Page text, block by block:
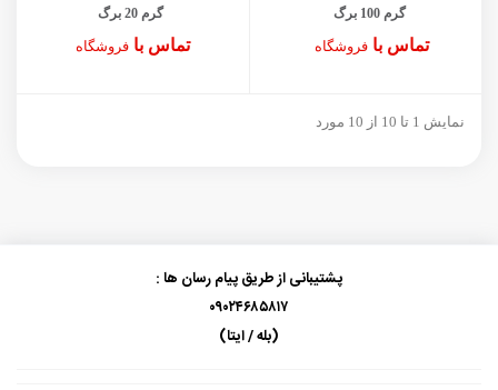
گرم 100 برگ
تماس بافروشگاه
گرم 20 برگ
تماس بافروشگاه
نمایش 1 تا 10 از 10 مورد
پشتیبانی از طریق پیام رسان ها :
۰۹۰۲۴۶۸۵۸۱۷
(بله / ایتا)